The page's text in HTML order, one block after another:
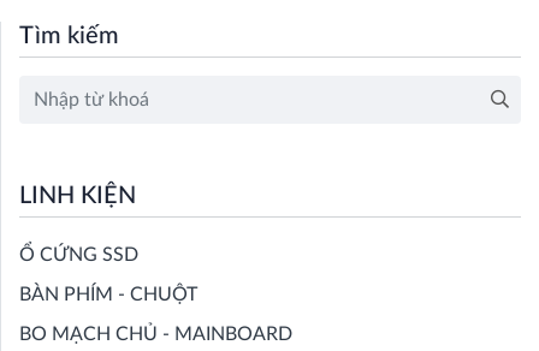
Tìm kiếm
LINH KIỆN
Ổ CỨNG SSD
BÀN PHÍM - CHUỘT
BO MẠCH CHỦ - MAINBOARD